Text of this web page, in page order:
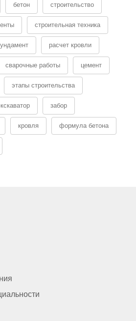
бетон строительство
строительная техника
расчет кровли
сварочные работы цемент
этапы строительства
забор
кровля формула бетона